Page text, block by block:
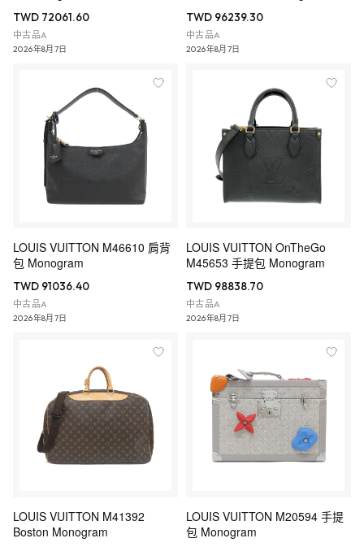
TWD 72061.60
中古品A
2026年8月7日
TWD 96239.30
中古品A
2026年8月7日
LOUIS VUITTON M46610 肩背
包 Monogram
TWD 91036.40
中古品A
2026年8月7日
LOUIS VUITTON OnTheGo
M45653 手提包 Monogram
TWD 98838.70
中古品A
2026年8月7日
LOUIS VUITTON M41392
Boston Monogram
LOUIS VUITTON M20594 手提
包 Monogram